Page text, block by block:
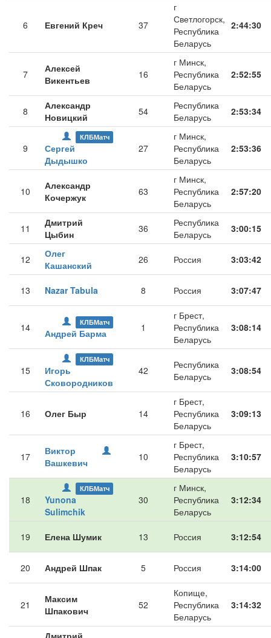
6 Евгений Креч 37
г
Светлогорск,
Республика
Беларусь
2:44:30
7
Алексей
Викентьев
16
г Минск,
Республика
Беларусь
2:52:55
8
Александр
Новицкий
54
Республика
Беларусь
2:53:34
9
КЛБМатч
Сергей
Дыдышко
27
г Минск,
Республика
Беларусь
2:53:36
10
Александр
Кочержук
63
г Минск,
Республика
Беларусь
2:57:20
11
Дмитрий
Цыбин
36
Республика
Беларусь
3:00:15
12
Олег
Кашанский
26 Россия 3:03:42
13 Nazar Tabula 8 Россия 3:07:47
14 КЛБМатч
Андрей Барма 1
г Брест,
Республика
Беларусь
3:08:14
15
КЛБМатч
Игорь
Сковородников
42
Республика
Беларусь
3:08:54
16 Олег Быр 14
г Брест,
Республика
Беларусь
3:09:13
17
Виктор
Вашкевич
10
г Брест,
Республика
Беларусь
3:10:57
18
КЛБМатч
Yunona
Sulimchik
30
г Минск,
Республика
Беларусь
3:12:34
19 Елена Шумик 13 Россия 3:12:54
20 Андрей Шпак 5 Россия 3:14:00
21
Максим
Шпакович
52
Копище,
Республика
Беларусь
3:14:32
Дмитрий